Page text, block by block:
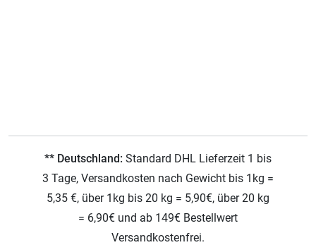
** Deutschland: Standard DHL Lieferzeit 1 bis
3 Tage, Versandkosten nach Gewicht bis 1kg =
5,35 €, über 1kg bis 20 kg = 5,90€, über 20 kg
= 6,90€ und ab 149€ Bestellwert
Versandkostenfrei.